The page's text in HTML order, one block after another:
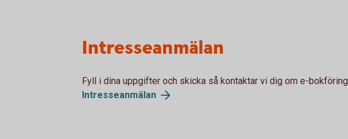
Intresseanmälan
Fyll i dina uppgifter och skicka så kontaktar vi dig om e-bokföring
Intresseanmälan